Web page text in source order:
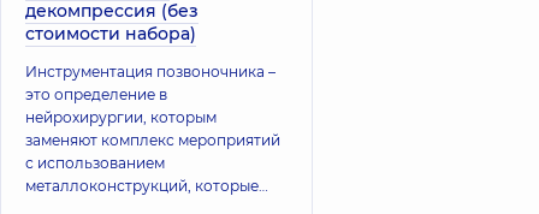
декомпрессия (без
стоимости набора)
Инструментация позвоночника –
это определение в
нейрохирургии, которым
заменяют комплекс мероприятий
с использованием
металлоконструкций, которые